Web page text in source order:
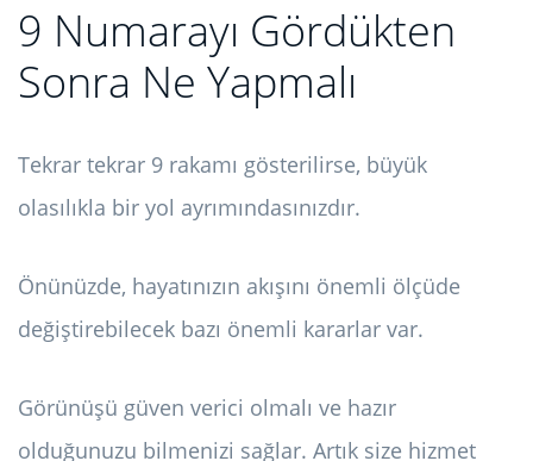
9 Numarayı Gördükten
Sonra Ne Yapmalı
Tekrar tekrar 9 rakamı gösterilirse, büyük
olasılıkla bir yol ayrımındasınızdır.
Önünüzde, hayatınızın akışını önemli ölçüde
değiştirebilecek bazı önemli kararlar var.
Görünüşü güven verici olmalı ve hazır
olduğunuzu bilmenizi sağlar. Artık size hizmet